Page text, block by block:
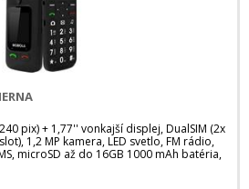
pix) + 1,77'' vonkajší displej, DualSIM (2x
1,2 MP kamera, LED svetlo, FM rádio,
microSD až do 16GB 1000 mAh batéria,